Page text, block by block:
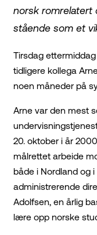
norsk romrelatert
stående som et
Tirsdag
tidligere kollega
noen måneder på
Arne var den mest
20. oktober i år
målrettet arbeide
både i Nordland og
administrerende
Adolfsen, en årlig
lære opp norske